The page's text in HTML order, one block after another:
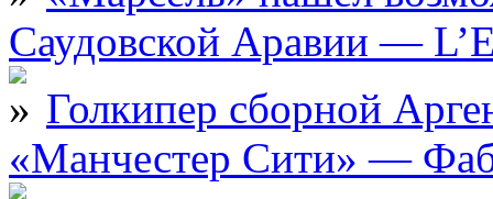
Саудовской Аравии —
Голкипер сборной
«Манчестер Сити» —